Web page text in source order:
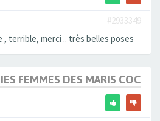
#2933349
terrible, merci .. très belles poses
FEMMES DES MARIS COCUS